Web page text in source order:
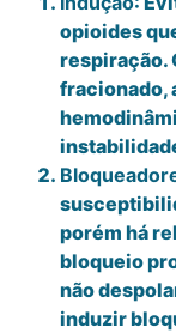
opioides
respiração.
fracionado,
porém há
bloqueio
não
induzir